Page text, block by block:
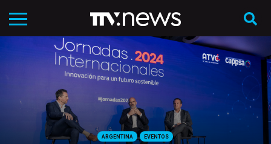
ARGENTINA EVENTOS